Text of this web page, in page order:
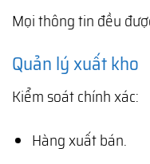
Mọi thông tin đều
Quản lý xuất kho
Kiểm soát chính xác:
Hàng xuất bán.